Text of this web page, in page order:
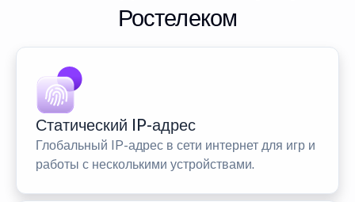
Ростелеком
Статический IP-адрес
Глобальный IP-адрес в сети интернет для игр и
работы с несколькими устройствами.